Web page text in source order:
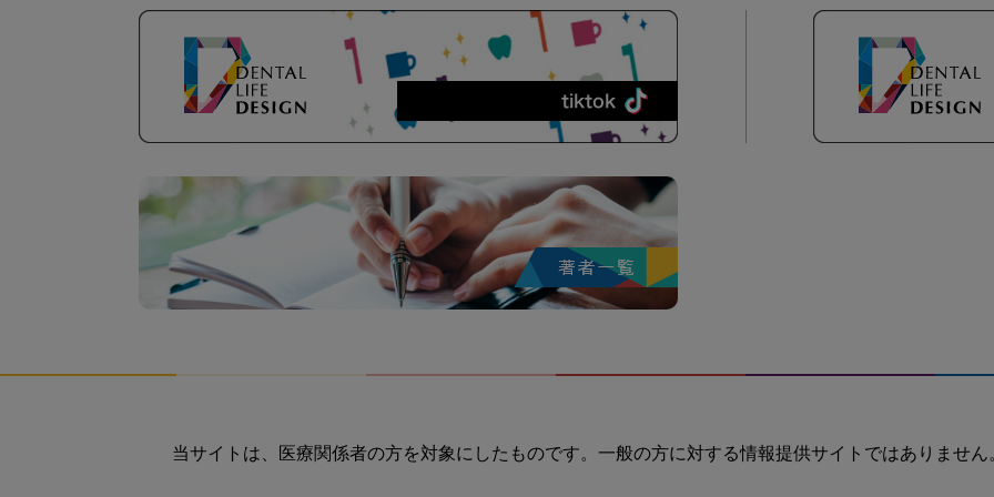
当サイトは、医療関係者の方を対象にしたものです。一般の方に対する情報提供サイトではありません